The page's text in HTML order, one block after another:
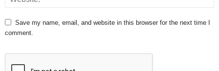
Save my name, email, and website in this browser for the next time I
comment.